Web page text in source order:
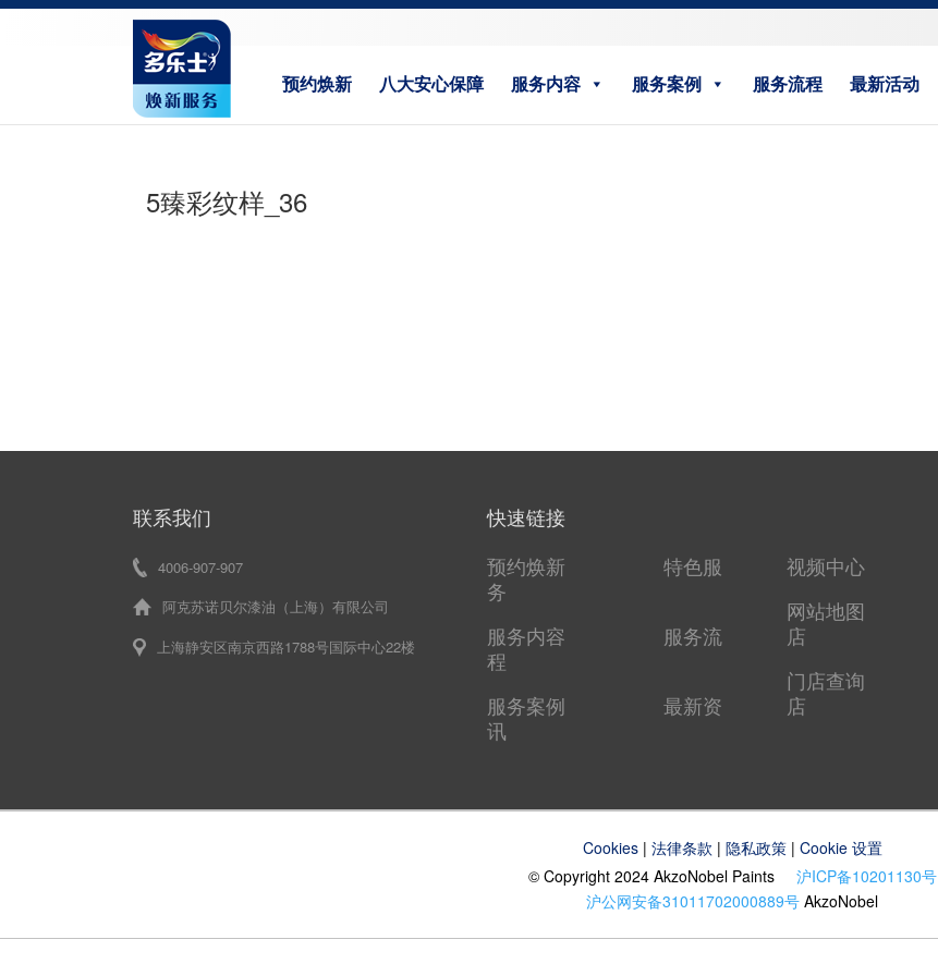
预约焕新 八大安心保障 服务内容 服务案例 服务流程 最新活动
5臻彩纹样_36
联系我们
4006-907-907
阿克苏诺贝尔漆油（上海）有限公司
上海静安区南京西路1788号国际中心22楼
快速链接
预约焕新
特色服
务
服务内容
服务流
程
服务案例
最新资
讯
视频中心
网站地图
店
门店查询
店
Cookies| 法律条款 | 隐私政策| Cookie 设置
© Copyright 2024 AkzoNobel Paints 沪ICP备10201130号
沪公网安备31011702000889号 AkzoNobel